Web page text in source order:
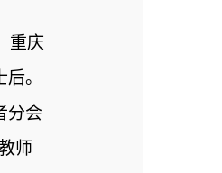
重庆
。
分会
师